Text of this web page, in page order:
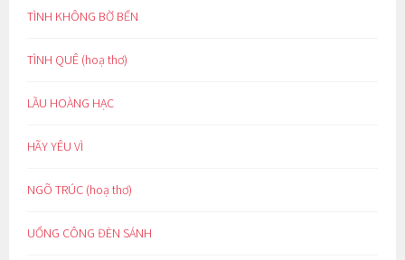
TÌNH KHÔNG BỜ BẾN
TÌNH QUÊ (hoạ thơ)
LẦU HOÀNG HẠC
HÃY YÊU VÌ
NGÕ TRÚC (hoạ thơ)
UỔNG CÔNG ĐÈN SÁNH